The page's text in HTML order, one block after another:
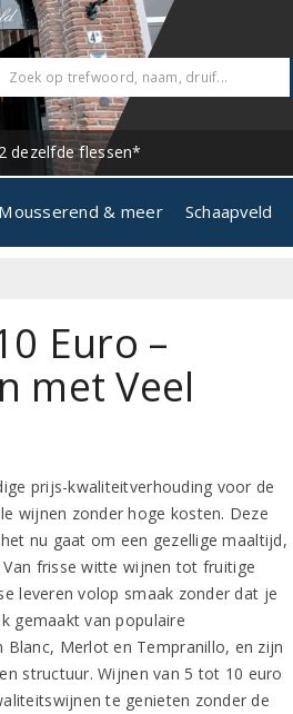
dezelfde flessen*
Mousserend & meer Schaapveld
Euro –
met Veel
prijs-kwaliteitverhouding voor de
wijnen zonder hoge kosten. Deze
nu gaat om een gezellige maaltijd,
frisse witte wijnen tot fruitige
leveren volop smaak zonder dat je
gemaakt van populaire
Blanc, Merlot en Tempranillo, en zijn
structuur. Wijnen van 5 tot 10 euro
te genieten zonder de